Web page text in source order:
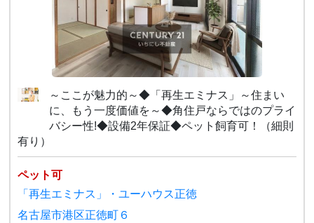
～ここが魅力的～◆「再生エミナス」～住まい
に、もう一度価値を～◆角住戸ならではのプライ
バシー性!◆設備2年保証◆ペット飼育可！（細則
有り）
ペット可
「再生エミナス」・ユーハウス正徳
名古屋市港区正徳町６